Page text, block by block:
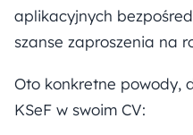
aplikacyjnych
szanse zaproszenia na
Oto konkretne powody,
KSeF w swoim CV: